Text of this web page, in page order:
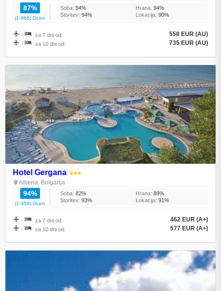
87%
(1.966) Ocen
Soba: 94% Hrana: 94%
Storitev: 94% Lokacija: 90%
+ za 7 dni od: 558 EUR (AU)
+ za 10 dni od: 735 EUR (AU)
Hotel Gergana ●●●
Albena, Bolgarija
94%
(1.959) Ocen
Soba: 82% Hrana: 89%
Storitev: 93% Lokacija: 91%
+ za 7 dni od: 462 EUR (A+)
+ za 10 dni od: 577 EUR (A+)